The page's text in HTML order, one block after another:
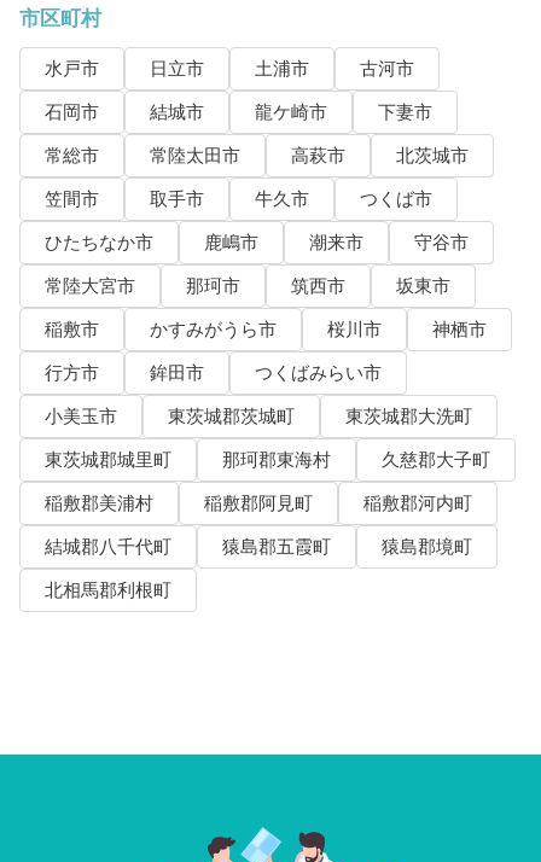
市区町村
水戸市 日立市 土浦市
古河市
石岡市
結城市 龍ケ崎市
下妻市
常総市
常陸太田市 高萩市
北茨城市
笠間市
取手市 牛久市
つくば市
ひたちなか市
鹿嶋市 潮来市
守谷市
常陸大宮市
那珂市 筑西市
坂東市
稲敷市
かすみがうら市 桜川市
神栖市
行方市
鉾田市
つくばみらい市
小美玉市
東茨城郡茨城町
東茨城郡大洗町
東茨城郡城里町
那珂郡東海村
久慈郡大子町
稲敷郡美浦村
稲敷郡阿見町
稲敷郡河内町
結城郡八千代町
猿島郡五霞町
猿島郡境町
北相馬郡利根町